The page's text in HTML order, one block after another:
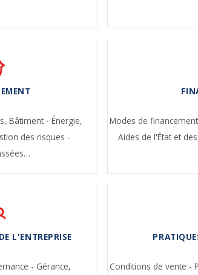
Bâtiment - Énergie,
des risques -
Modes de
Aides de l'État et
L'ENTREPRISE
- Gérance,
Conditions de vente -